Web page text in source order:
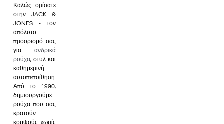
Καλώς ορίσατε
στην JACK &
JONES - τον
απόλυτο
προορισμό σας
για ανδρικά
ρούχα, στυλ και
καθημερινή
αυτοπεποίθηση.
Από το 1990,
δημιουργούμε
ρούχα που σας
κρατούν
κομψούς χωρίς